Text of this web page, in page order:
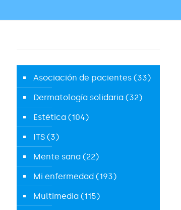
Asociación de pacientes (33)
Dermatología solidaria (32)
Estética (104)
ITS (3)
Mente sana (22)
Mi enfermedad (193)
Multimedia (115)